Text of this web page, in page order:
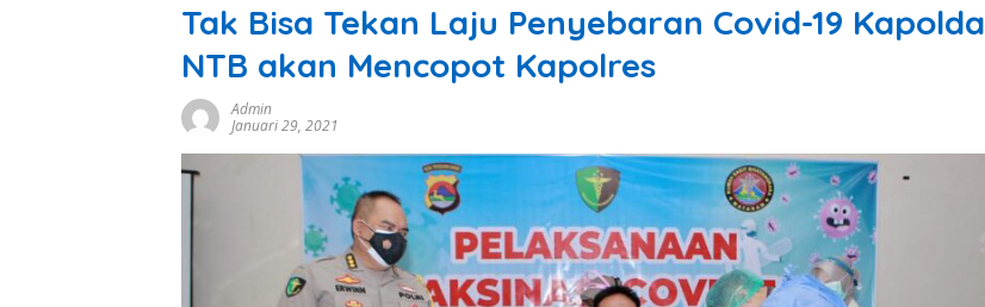
Tak Bisa Tekan Laju Penyebaran Covid-19 Kapolda
NTB akan Mencopot Kapolres
Admin
Januari 29, 2021